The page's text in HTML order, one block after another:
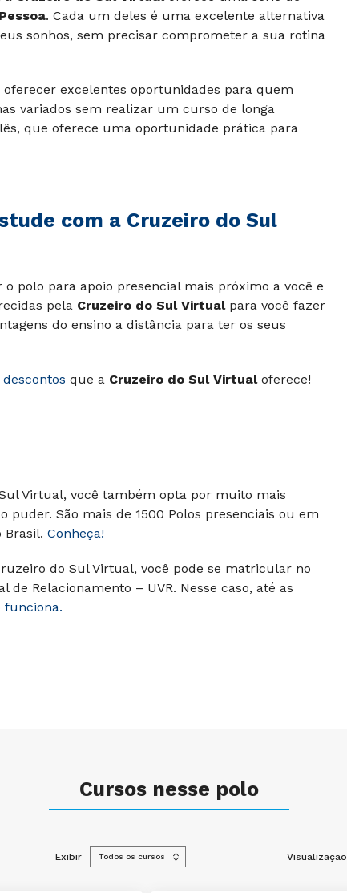
. Cada um deles é uma excelente alternativa
sonhos, sem precisar comprometer a sua rotina
excelentes oportunidades para quem
variados sem realizar um curso de longa
que oferece uma oportunidade prática para
com a Cruzeiro do Sul
polo para apoio presencial mais próximo a você e
pela Cruzeiro do Sul Virtualpara você fazer
do ensino a distância para ter os seus
que a Cruzeiro do Sul Virtualoferece!
Virtual, você também opta por muito mais
puder. São mais de 1500 Polos presenciais ou em
Brasil. Conheça!
do Sul Virtual, você pode se matricular no
Relacionamento – UVR. Nesse caso, até as
funciona.
Cursos nesse polo
Exibir Visualização